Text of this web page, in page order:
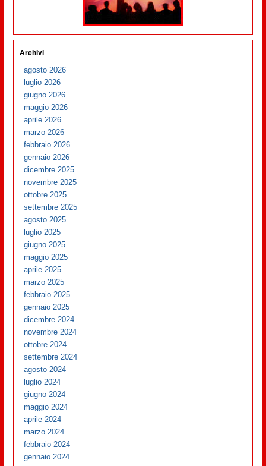
Archivi
agosto 2026
luglio 2026
giugno 2026
maggio 2026
aprile 2026
marzo 2026
febbraio 2026
gennaio 2026
dicembre 2025
novembre 2025
ottobre 2025
settembre 2025
agosto 2025
luglio 2025
giugno 2025
maggio 2025
aprile 2025
marzo 2025
febbraio 2025
gennaio 2025
dicembre 2024
novembre 2024
ottobre 2024
settembre 2024
agosto 2024
luglio 2024
giugno 2024
maggio 2024
aprile 2024
marzo 2024
febbraio 2024
gennaio 2024